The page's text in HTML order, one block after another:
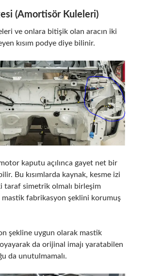
(Amortisör Kuleleri)
ve onlara bitişik olan aracın iki
kısım podye diye bilinir.
kaputu açılınca gayet net bir
Bu kısımlarda kaynak, kesme izi
taraf simetrik olmalı birleşim
mastik fabrikasyon şeklini korumuş
şekline uygun olarak mastik
da orijinal imajı yaratabilen
da unutulmamalı.